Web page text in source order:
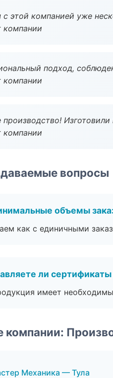
с этой компанией уже
компании
подход,
компании
производство!
компании
вопросы
объемы
как с единичными
ли
имеет
Механика — Тула